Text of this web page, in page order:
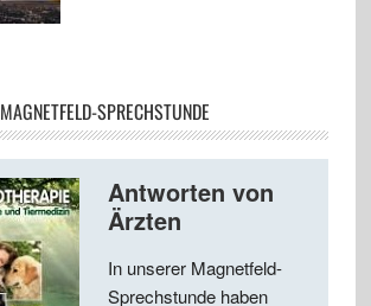
MAGNETFELD-SPRECHSTUNDE
Antworten von
Ärzten
In unserer Magnetfeld-
Sprechstunde haben